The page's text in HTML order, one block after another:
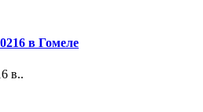
в Гомеле
в..